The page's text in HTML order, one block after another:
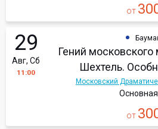
от
29
Авг, Сб
11:00
Гений
Шехтель.
Московский
от